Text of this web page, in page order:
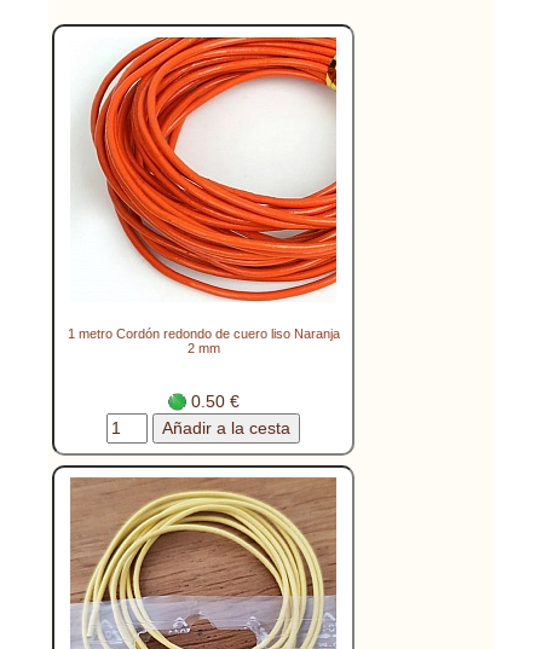
1 metro Cordón redondo de cuero liso Naranja
2 mm
0.50 €